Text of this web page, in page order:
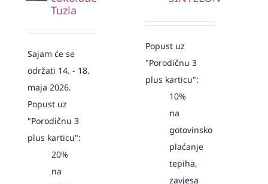
Tuzla
Sajam će se
održati 14. - 18.
maja 2026.
Popust uz
"Porodičnu 3
plus karticu":
20%
na
Popust uz
"Porodičnu 3
plus karticu":
10%
na
gotovinsko
plaćanje
tepiha,
zavjesa